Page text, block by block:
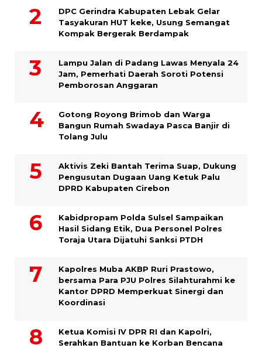
DPC Gerindra Kabupaten Lebak Gelar
Tasyakuran HUT keke, Usung Semangat
Kompak Bergerak Berdampak
Lampu Jalan di Padang Lawas Menyala 24
Jam, Pemerhati Daerah Soroti Potensi
Pemborosan Anggaran
Gotong Royong Brimob dan Warga
Bangun Rumah Swadaya Pasca Banjir di
Tolang Julu
Aktivis Zeki Bantah Terima Suap, Dukung
Pengusutan Dugaan Uang Ketuk Palu
DPRD Kabupaten Cirebon
Kabidpropam Polda Sulsel Sampaikan
Hasil Sidang Etik, Dua Personel Polres
Toraja Utara Dijatuhi Sanksi PTDH
Kapolres Muba AKBP Ruri Prastowo,
bersama Para PJU Polres Silahturahmi ke
Kantor DPRD Memperkuat Sinergi dan
Koordinasi
Ketua Komisi IV DPR RI dan Kapolri,
Serahkan Bantuan ke Korban Bencana